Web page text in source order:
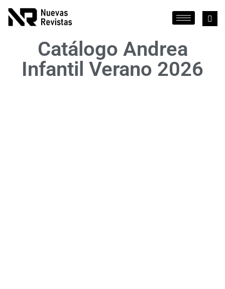
Catálogo Andrea
Infantil Verano 2026